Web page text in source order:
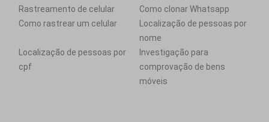
Rastreamento de celular
Como clonar Whatsapp
Como rastrear um celular
Localização de pessoas por
nome
Localização de pessoas por
cpf
Investigação para
comprovação de bens
móveis